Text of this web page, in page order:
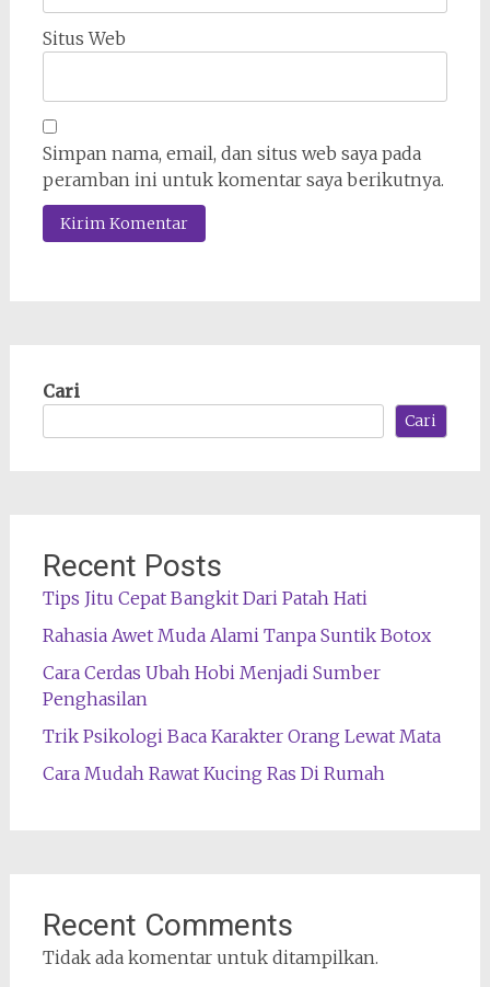
Situs Web
Simpan nama, email, dan situs web saya pada
peramban ini untuk komentar saya berikutnya.
Cari
Cari
Recent Posts
Tips Jitu Cepat Bangkit Dari Patah Hati
Rahasia Awet Muda Alami Tanpa Suntik Botox
Cara Cerdas Ubah Hobi Menjadi Sumber
Penghasilan
Trik Psikologi Baca Karakter Orang Lewat Mata
Cara Mudah Rawat Kucing Ras Di Rumah
Recent Comments
Tidak ada komentar untuk ditampilkan.